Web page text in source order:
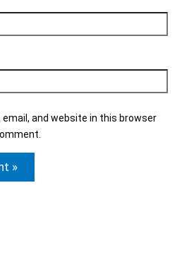
email, and website in this browser